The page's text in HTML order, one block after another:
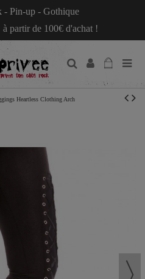
- Pin-up - Gothique
partir de 100€ d'achat !
Heartless Clothing Arch